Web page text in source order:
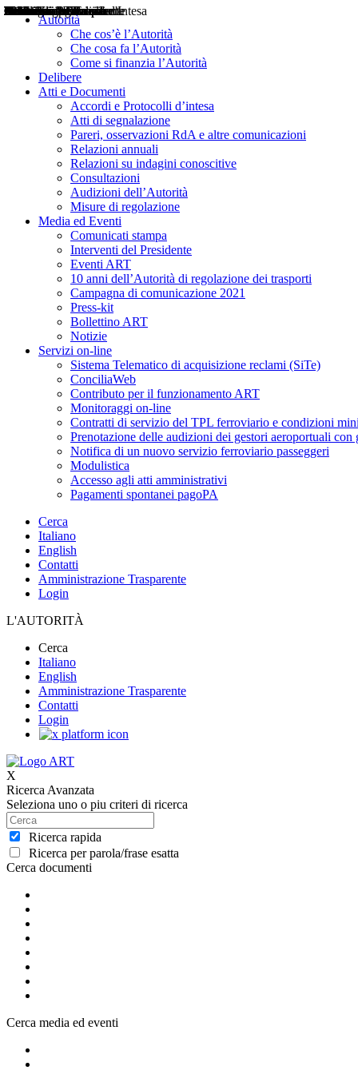
Autorità
Che cos’è l’Autorità
Che cosa fa l’Autorità
Come si finanzia l’Autorità
Delibere
Atti e Documenti
Accordi e Protocolli d’intesa
Atti di segnalazione
Pareri, osservazioni RdA e altre comunicazioni
Relazioni annuali
Relazioni su indagini conoscitive
Consultazioni
Audizioni dell’Autorità
Misure di regolazione
Media ed Eventi
Comunicati stampa
Interventi del Presidente
Eventi ART
10 anni dell’Autorità di regolazione dei trasporti
Campagna di comunicazione 2021
Press-kit
Bollettino ART
Notizie
Servizi on-line
Sistema Telematico di acquisizione reclami (SiTe)
ConciliaWeb
Contributo per il funzionamento ART
Monitoraggi on-line
Contratti di servizio del TPL ferroviario e condizioni
Prenotazione delle audizioni dei gestori aeroportuali con
Notifica di un nuovo servizio ferroviario passeggeri
Modulistica
Accesso agli atti amministrativi
Pagamenti spontanei pagoPA
Cerca
Italiano
English
Contatti
Amministrazione Trasparente
Login
L'AUTORITÀ
Cerca
Italiano
English
Amministrazione Trasparente
Contatti
Login
X
Ricerca Avanzata
Seleziona uno o piu criteri di ricerca
Ricerca rapida
Ricerca per parola/frase esatta
Cerca documenti
Delibere
Pareri
Consultazioni
Audizioni
Atti di Segnalazione
Accordi e Protocolli d'Intesa
Relazioni annuali
Misure di regolazione
Cerca media ed eventi
Notizie
Comunicati Stampa
Bollettini ART
Convegni ART
Interviste del Presidente
Articoli in primo piano
Interventi del Presidente
2004
2005
2010
2013
2014
2015
2016
2017
2018
2019
202
2020
2021
2022
2023
2024
2025
2026
Aereo
Marittimo
Terrestre